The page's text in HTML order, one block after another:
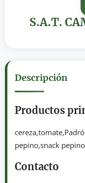
S.A.T.
Descripción
Productos
pepino,snack pepino
Contacto